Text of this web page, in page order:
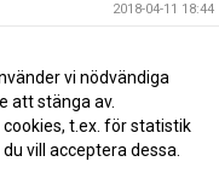
2018-04-11 18:44
2018-02-13 21:13
2018-01-26 21:13
vi nödvändiga
att stänga av.
t.ex. för statistik
vill acceptera dessa.